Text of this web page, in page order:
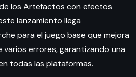
los Artefactos con efectos
lanzamiento llega
para el juego base que mejora
errores, garantizando una
todas las plataformas.